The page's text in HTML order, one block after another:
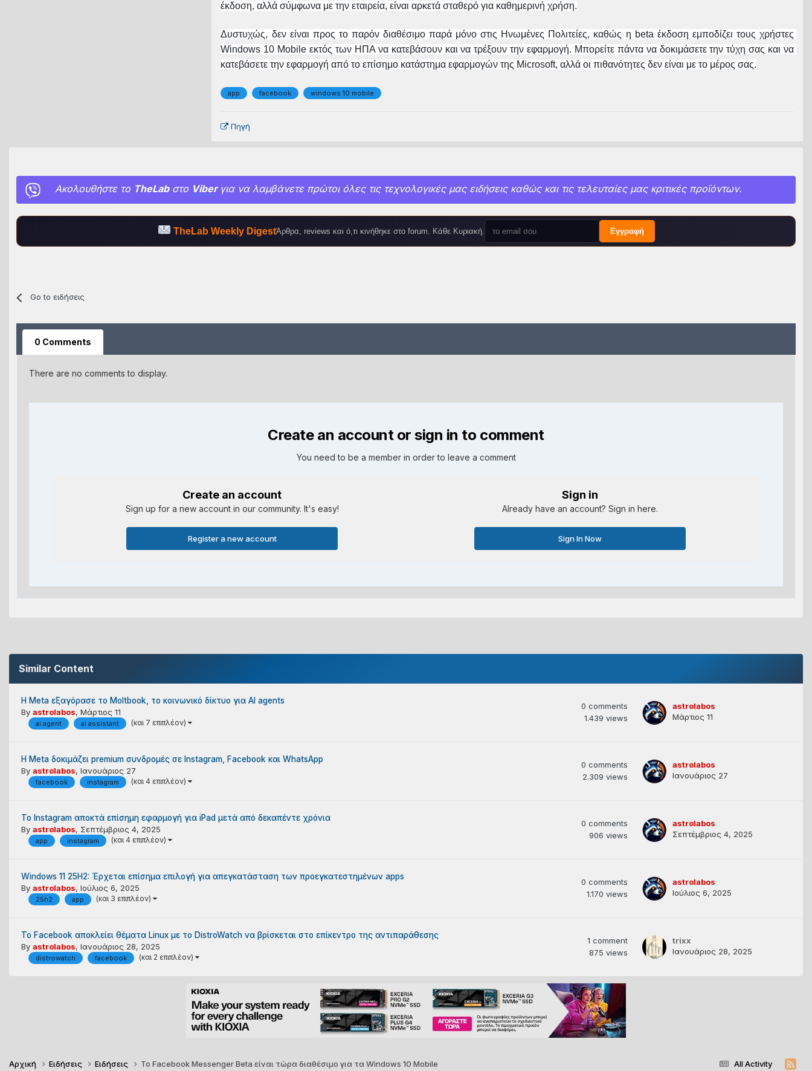
έκδοση, αλλά σύμφωνα με την εταιρεία, είναι αρκετά σταθερό για καθημερινή χρήση.
Δυστυχώς, δεν είναι προς το παρόν διαθέσιμο παρά μόνο στις Ηνωμένες Πολιτείες, καθώς η beta έκδοση εμποδίζει τους χρήστες
Windows 10 Mobile εκτός των ΗΠΑ να κατεβάσουν και να τρέξουν την εφαρμογή. Μπορείτε πάντα να δοκιμάσετε την τύχη σας και να
κατεβάσετε την εφαρμογή από το επίσημο κατάστημα εφαρμογών της Microsoft, αλλά οι πιθανότητες δεν είναι με το μέρος σας.
app facebook windows 10 mobile
Πηγή
Ακολουθήστε το TheLabστο Viber για να λαμβάνετε πρώτοι όλες τις τεχνολογικές μας ειδήσεις καθώς και τις τελευταίες μας κριτικές προϊόντων.
TheLab Weekly DigestΆρθρα, reviews και ό,τι κινήθηκε στο forum. Κάθε Κυριακή. Εγγραφή
Go to ειδήσεις
0 Comments
There are no comments to display.
Create an account or sign in to comment
You need to be a member in order to leave a comment
Create an account
Sign up for a new account in our community. It's easy!
Register a new account
Sign in
Already have an account? Sign in here.
Sign In Now
Similar Content
H Meta εξαγόρασε το Moltbook, το κοινωνικό δίκτυο για AI agents
By astrolabos, Μάρτιος 11
ai agent ai assistant (και 7 επιπλέον)
0 comments
1.439 views
astrolabos
Μάρτιος 11
Η Meta δοκιμάζει premium συνδρομές σε Instagram, Facebook και WhatsApp
By astrolabos, Ιανουάριος 27
facebook instagram (και 4 επιπλέον)
0 comments
2.309 views
astrolabos
Ιανουάριος 27
Το Instagram αποκτά επίσημη εφαρμογή για iPad μετά από δεκαπέντε χρόνια
By astrolabos, Σεπτέμβριος 4, 2025
app instagram (και 4 επιπλέον)
0 comments
906 views
astrolabos
Σεπτέμβριος 4, 2025
Windows 11 25H2: Έρχεται επίσημα επιλογή για απεγκατάσταση των προεγκατεστημένων apps
By astrolabos, Ιούλιος 6, 2025
25h2 app (και 3 επιπλέον)
0 comments
1.170 views
astrolabos
Ιούλιος 6, 2025
Το Facebook αποκλείει θέματα Linux με το DistroWatch να βρίσκεται στο επίκεντρο της αντιπαράθεσης
By astrolabos, Ιανουάριος 28, 2025
distrowatch facebook (και 2 επιπλέον)
1 comment
875 views
trixx
Ιανουάριος 28, 2025
All Activity
Αρχική Ειδήσεις Ειδήσεις Το Facebook Messenger Beta είναι τώρα διαθέσιμο για τα Windows 10 Mobile